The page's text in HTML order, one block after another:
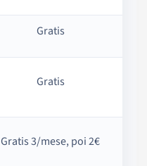
Gratis
Gratis
Gratis 3/mese, poi 2€